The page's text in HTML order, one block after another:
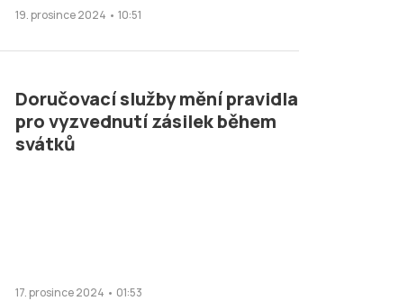
19. prosince 2024 • 10:51
Doručovací služby mění pravidla
pro vyzvednutí zásilek během
svátků
17. prosince 2024 • 01:53